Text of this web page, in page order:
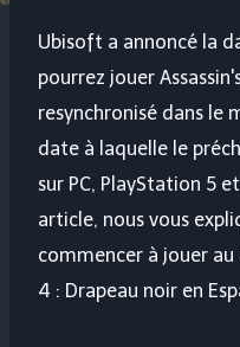
Ubisoft a annoncé la
pourrez jouer
resynchronisé dans le
date à laquelle le
sur PC, PlayStation 5
article, nous vous
commencer à jouer au
4 : Drapeau noir en